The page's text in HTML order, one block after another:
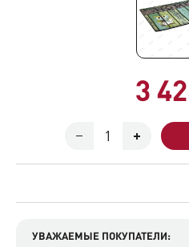
3
УВАЖАЕМЫЕ ПОКУПАТЕЛИ: